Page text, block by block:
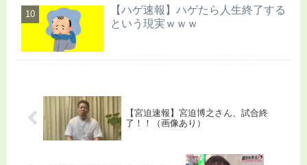
【ハゲ速報】ハゲたら人生終了する
という現実ｗｗｗ
【宮迫速報】宮迫博之さん、試合終
了！！（画像あり）